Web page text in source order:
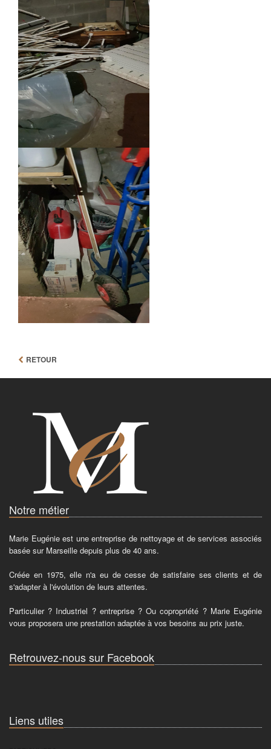
RETOUR
Notre métier
Marie Eugénie est une entreprise de nettoyage et de services associés
basée sur Marseille depuis plus de 40 ans.
Créée en 1975, elle n'a eu de cesse de satisfaire ses clients et de
s'adapter à l'évolution de leurs attentes.
Particulier ? Industriel ? entreprise ? Ou copropriété ? Marie Eugénie
vous proposera une prestation adaptée à vos besoins au prix juste.
Retrouvez-nous sur Facebook
Liens utiles